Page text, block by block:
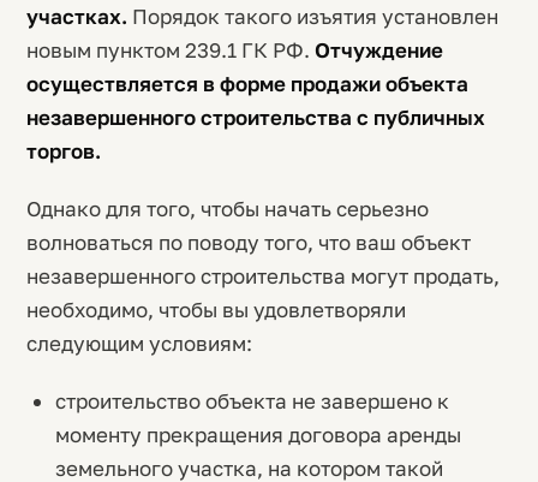
участках. Порядок такого изъятия установлен
новым пунктом 239.1 ГК РФ. Отчуждение
осуществляется в форме продажи объекта
незавершенного строительства с публичных
торгов.
Однако для того, чтобы начать серьезно
волноваться по поводу того, что ваш объект
незавершенного строительства могут продать,
необходимо, чтобы вы удовлетворяли
следующим условиям:
строительство объекта не завершено к
моменту прекращения договора аренды
земельного участка, на котором такой